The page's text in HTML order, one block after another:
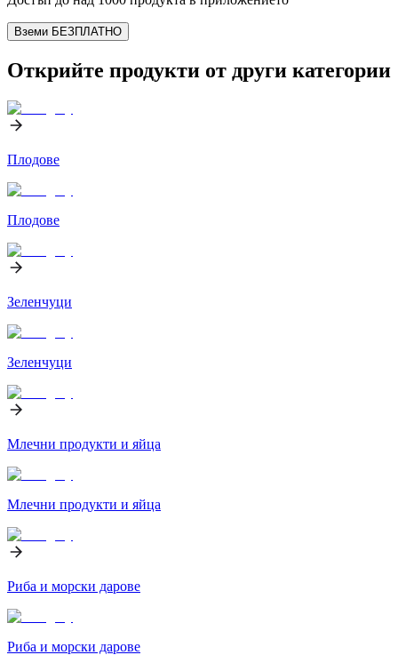
Вземи БЕЗПЛАТНО
Открийте продукти от други категории
Плодове
Плодове
Зеленчуци
Зеленчуци
Млечни продукти и яйца
Млечни продукти и яйца
Риба и морски дарове
Риба и морски дарове